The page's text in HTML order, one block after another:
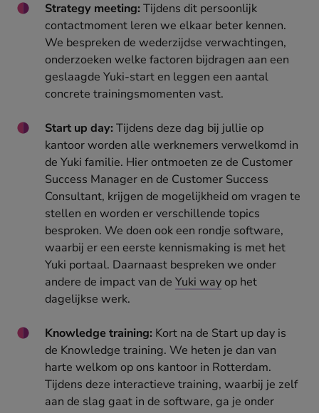
Strategy meeting:Tijdens dit persoonlijk
contactmoment leren we elkaar beter kennen.
We bespreken de wederzijdse verwachtingen,
onderzoeken welke factoren bijdragen aan een
geslaagde Yuki-start en leggen een aantal
concrete trainingsmomenten vast.
Start up day:Tijdens deze dag bij jullie op
kantoor worden alle werknemers verwelkomd in
de Yuki familie. Hier ontmoeten ze de Customer
Success Manager en de Customer Success
Consultant, krijgen de mogelijkheid om vragen te
stellen en worden er verschillende topics
besproken. We doen ook een rondje software,
waarbij er een eerste kennismaking is met het
Yuki portaal. Daarnaast bespreken we onder
andere de impact van deYuki wayop het
dagelijkse werk.
Knowledge training: Kort na de Start up day is
de Knowledge training. We heten je dan van
harte welkom op ons kantoor in Rotterdam.
Tijdens deze interactieve training, waarbij je zelf
aan de slag gaat in de software, ga je onder